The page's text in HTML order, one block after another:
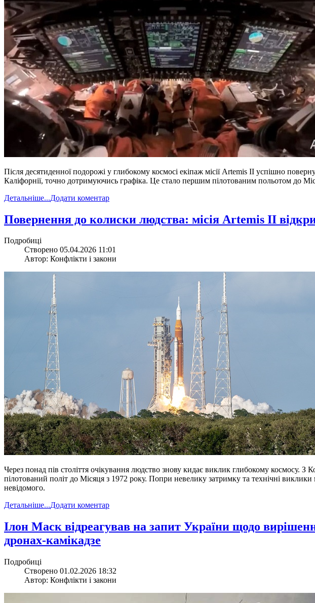
Після десятиденної подорожі у глибокому космосі екіпаж місії Artemis II успішно
Каліфорнії, точно дотримуючись графіка. Це стало першим пілотованим польотом до
Детальніше...Додати коментар
​Повернення до колиски людства: місія Artemis II
Подробиці
Створено 05.04.2026 11:01
Автор: Конфлікти і закони
Через понад пів століття очікування людство знову кидає виклик глибокому космосу.
пілотований політ до Місяця з 1972 року. Попри невелику затримку та технічні
невідомого.
Детальніше...Додати коментар
​Ілон Маск відреагував на запит України щодо
дронах-камікадзе
Подробиці
Створено 01.02.2026 18:32
Автор: Конфлікти і закони